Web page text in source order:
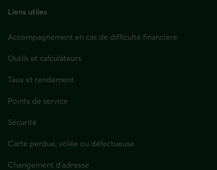
Liens utiles
Accompagnement en cas de difficulté financière
Outils et calculateurs
Taux et rendement
Points de service
Sécurité
Carte perdue, volée ou défectueuse
Changement d'adresse